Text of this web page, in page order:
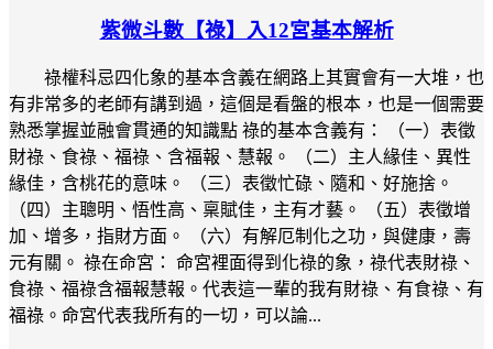
紫微斗數【祿】入12宮基本解析
祿權科忌四化象的基本含義在網路上其實會有一大堆，也
有非常多的老師有講到過，這個是看盤的根本，也是一個需要
熟悉掌握並融會貫通的知識點 祿的基本含義有： （一）表徵
財祿、食祿、福祿、含福報、慧報。 （二）主人緣佳、異性
緣佳，含桃花的意味。 （三）表徵忙碌、隨和、好施捨。
（四）主聰明、悟性高、稟賦佳，主有才藝。 （五）表徵增
加、增多，指財方面。 （六）有解厄制化之功，與健康，壽
元有關。 祿在命宮： 命宮裡面得到化祿的象，祿代表財祿、
食祿、福祿含福報慧報。代表這一輩的我有財祿、有食祿、有
福祿。命宮代表我所有的一切，可以論...